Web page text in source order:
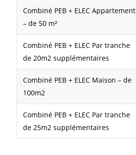
Combiné PEB + ELEC Appartement
– de 50 m²
Combiné PEB + ELEC Par tranche
de 20m2 supplémentaires
Combiné PEB + ELEC Maison – de
100m2
Combiné PEB + ELEC Par tranche
de 25m2 supplémentaires